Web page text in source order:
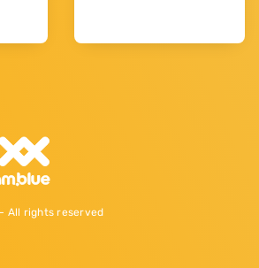
All rights reserved